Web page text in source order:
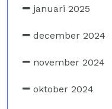
januari 2025
december 2024
november 2024
oktober 2024